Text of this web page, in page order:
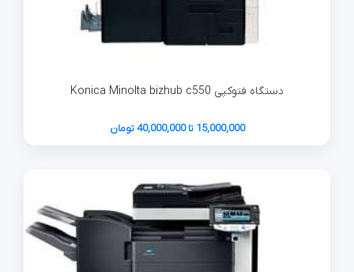
دستگاه فتوکپی Konica Minolta bizhub c550
15,000,000 تا 40,000,000 تومان